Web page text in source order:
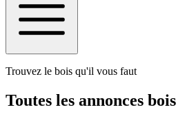
Trouvez le bois qu'il vous faut
Toutes les annonces bois